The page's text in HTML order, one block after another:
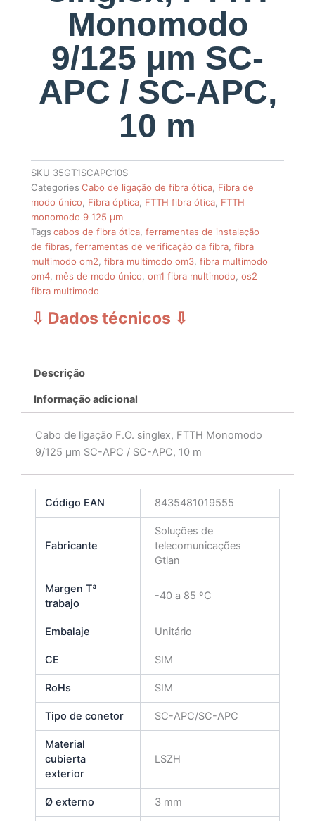
Monomodo
9/125 μm SC-
APC / SC-APC,
10 m
SKU 35GT1SCAPC10S
Categories Cabo de ligação de fibra ótica Fibra de
modo único
Fibra óptica FTTH fibra ótica FTTH
monomodo 9 125 µm
Tags cabos de fibra ótica ,ferramentas de instalação
de fibras ,ferramentas de verificação da fibra ,fibra
multimodo om2 ,fibra multimodo om3 ,fibra multimodo
om4 mês de modo único ,om1 fibra multimodo ,os2
fibra multimodo
⇩ Dados técnicos ⇩
Descrição
Informação adicional
Cabo de ligação F.O. singlex, FTTH Monomodo
9/125 μm SC-APC / SC-APC, 10 m
Código EAN 8435481019555
Fabricante
Soluções de
telecomunicações
Gtlan
Margen Tª
trabajo
-40 a 85 ºC
Embalaje Unitário
CE SIM
RoHs SIM
Tipo de conetor SC-APC/SC-APC
Material
cubierta
exterior
LSZH
Ø externo 3 mm